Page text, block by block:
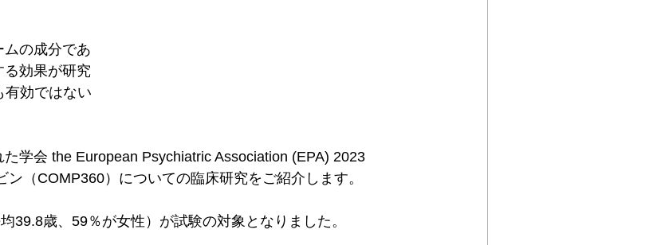
の成分であ
る効果が研究
有効ではない
学会 the European Psychiatric Association (EPA) 2023
（COMP360）についての臨床研究をご紹介します。
39.8歳、59％が女性）が試験の対象となりました。